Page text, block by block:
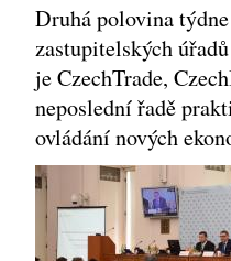
Druhá polovina
zastupitelských
je CzechTrade,
neposlední řadě
ovládání nových